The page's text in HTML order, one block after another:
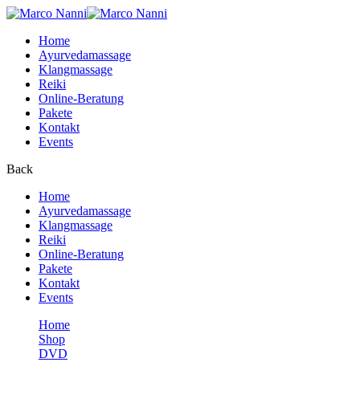
Home
Ayurvedamassage
Klangmassage
Reiki
Online-Beratung
Pakete
Kontakt
Events
Back
Home
Ayurvedamassage
Klangmassage
Reiki
Online-Beratung
Pakete
Kontakt
Events
Home
Shop
DVD